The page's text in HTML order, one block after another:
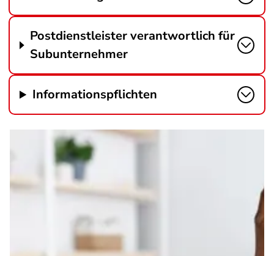
Postdienstleister verantwortlich für
Subunternehmer
Informationspflichten